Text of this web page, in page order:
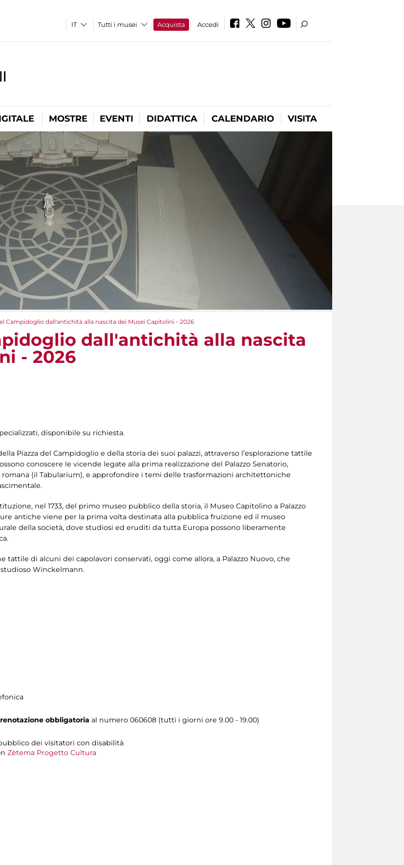
Tutti i musei Acquista Accedi
MOSTRE EVENTI DIDATTICA CALENDARIO VISITA
Campidoglio dall'antichità alla nascita dei Musei Capitolini - 2026
dall'antichità alla nascita
- 2026
disponibile su richiesta.
Piazza del Campidoglio e della storia dei suoi palazzi, attraverso l’esplorazione tattile
conoscere le vicende legate alla prima realizzazione del Palazzo Senatorio,
(il Tabularium), e approfondire i temi delle trasformazioni architettoniche
nel 1733, del primo museo pubblico della storia, il Museo Capitolino a Palazzo
antiche viene per la prima volta destinata alla pubblica fruizione ed il museo
della società, dove studiosi ed eruditi da tutta Europa possono liberamente
tattile di alcuni dei capolavori conservati, oggi come allora, a Palazzo Nuovo, che
Winckelmann.
obbligatoria al numero 060608 (tutti i giorni ore 9.00 - 19.00)
dei visitatori con disabilità
Zètema Progetto Cultura